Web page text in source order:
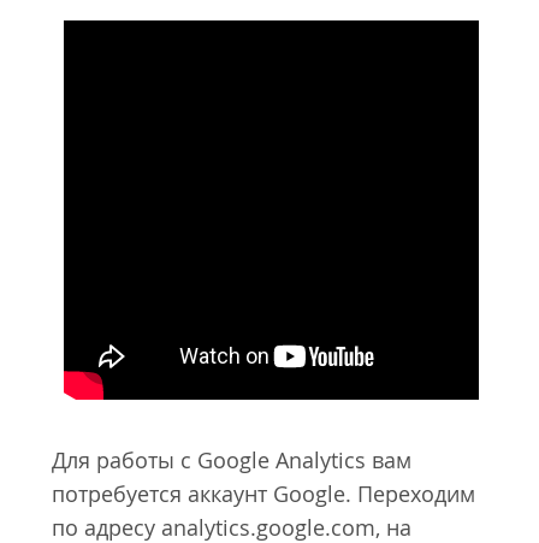
Для работы с Google Analytics вам
потребуется аккаунт Google. Переходим
по адресу analytics.google.com, на